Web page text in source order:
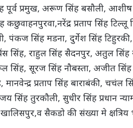
पूर्व प्रमुख, अरूण सिंह बसौली,
कछुवाहनपुरवा,नरेंद्र प्रताप सिंह
पंकज सिंह मडना, दुर्गेश सिंह
सिंह, राहुल सिंह सैदनपुर, अतुल सिंह
सिंह, सूरज सिंह नौबस्ता, अजीत
प्रताप सिंह बाराबंकी, चचंल
सिंह तुरकौली, सुधीर सिंह प्रधान
सैकडो की संख्या मे